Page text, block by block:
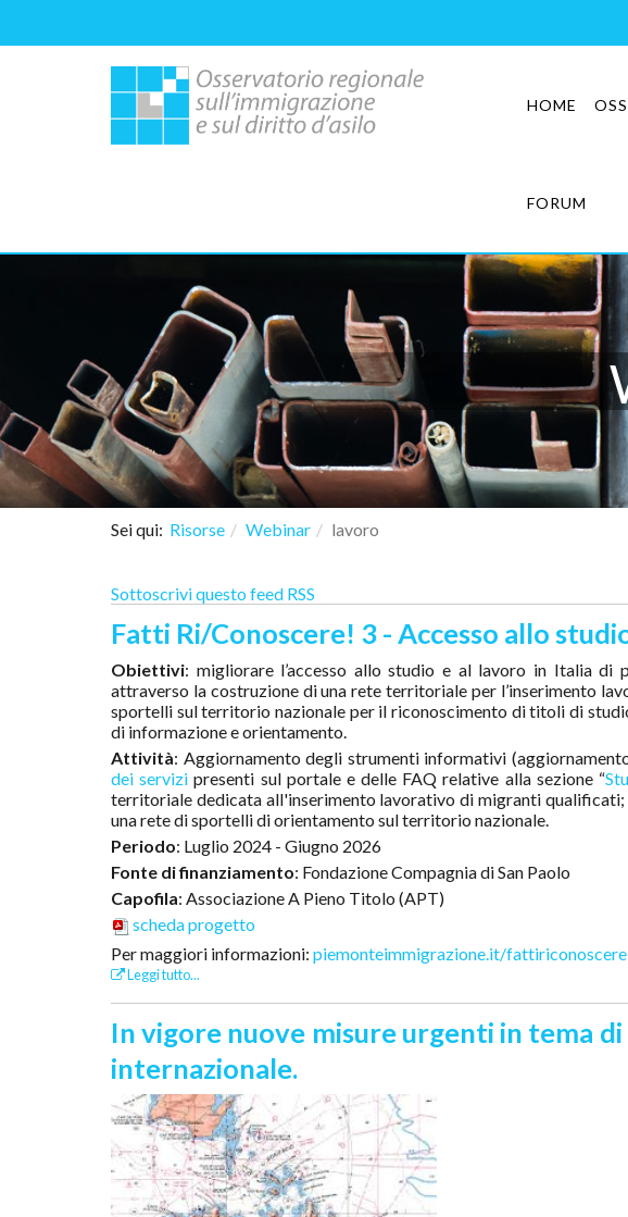
HOME
FORUM
Sei qui: Risorse Webinar lavoro
Sottoscrivi questo feed RSS
Fatti Ri/Conoscere! 3 - Accesso allo
Obiettivi: migliorare l’accesso allo studio e al lavoro in Italia di
attraverso la costruzione di una rete territoriale per l’inserimento
sportelli sul territorio nazionale per il riconoscimento di titoli di
di informazione e orientamento.
Attività: Aggiornamento degli strumenti informativi
dei servizi presenti sul portale e delle FAQ relative alla sezione “
territoriale dedicata all'inserimento lavorativo di migranti
una rete di sportelli di orientamento sul territorio nazionale.
Periodo: Luglio 2024 - Giugno 2026
Fonte di finanziamento: Fondazione Compagnia di San Paolo
Capofila: Associazione A Pieno Titolo (APT)
scheda progetto
Per maggiori informazioni: piemonteimmigrazione.it/fattiriconoscere
Leggi tutto...
In vigore nuove misure urgenti in tema
internazionale.